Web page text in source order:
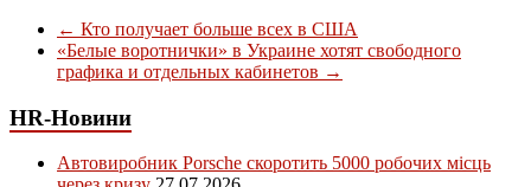
← Кто получает больше всех в США
«Белые воротнички» в Украине хотят свободного
графика и отдельных кабинетов →
HR-Новини
Автовиробник Porsche скоротить 5000 робочих місць